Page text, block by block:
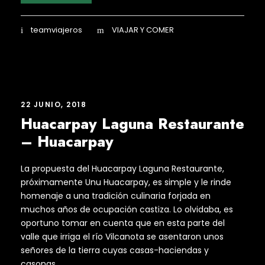
teamviajeros VIAJAR Y COMER
22 JUNIO, 2018
Huacarpay Laguna Restaurante
– Huacarpay
La propuesta del Huacarpay Laguna Restaurante,
próximamente Unu Huacarpay, es simple y le rinde
homenaje a una tradición culinaria forjada en
muchos años de ocupación castiza. Lo olvidaba, es
oportuno tomar en cuenta que en esta parte del
valle que irriga el río Vilcanota se asentaron unos
señores de la tierra cuyas casas-haciendas y